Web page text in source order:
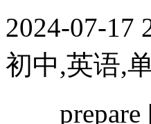
2024-07-17
初中,英语,
prepare